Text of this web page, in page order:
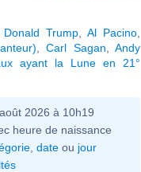
Donald Trump ,Al Pacino
,Carl Sagan ,Andy
ayant la Lune en 21°
2026 à 10h19
heure de naissance
date ou jour